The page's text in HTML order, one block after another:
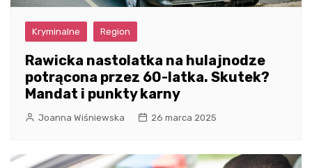
Kryminalne Region
Rawicka nastolatka na hulajnodze
potrącona przez 60-latka. Skutek?
Mandat i punkty karny
Joanna Wiśniewska 26 marca 2025